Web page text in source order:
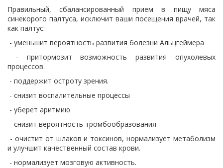
Правильный, сбалансированный прием в пищу мяса
синекорого палтуса, исключит ваши посещения врачей, так
как палтус:
- уменьшит вероятность развития болезни Альцгеймера
- притормозит возможность развития опухолевых
процессов.
- поддержит остроту зрения.
- снизит воспалительные процессы
- уберет аритмию
- снизит вероятность тромбообразования
- очистит от шлаков и токсинов, нормализует метаболизм
и улучшит качественный состав крови.
- нормализует мозговую активность.